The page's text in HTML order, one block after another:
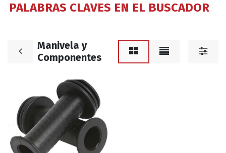
PALABRAS CLAVES EN EL BUSCADOR
Manivela y
Componentes